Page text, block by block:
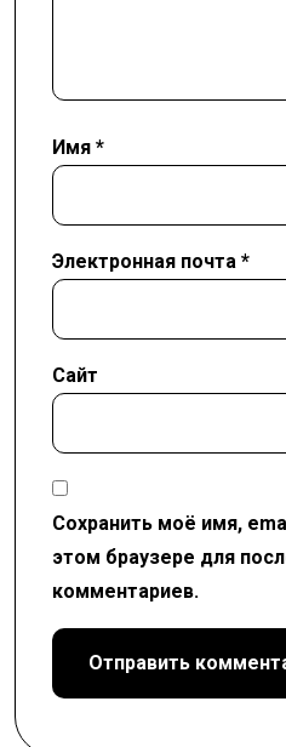
Имя *
Электронная почта *
Сайт
Сохранить моё имя,
этом браузере для
комментариев.